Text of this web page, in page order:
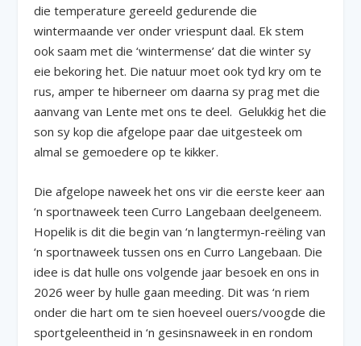
die temperature gereeld gedurende die
wintermaande ver onder vriespunt daal. Ek stem
ook saam met die ‘wintermense’ dat die winter sy
eie bekoring het. Die natuur moet ook tyd kry om te
rus, amper te hiberneer om daarna sy prag met die
aanvang van Lente met ons te deel. Gelukkig het die
son sy kop die afgelope paar dae uitgesteek om
almal se gemoedere op te kikker.
Die afgelope naweek het ons vir die eerste keer aan
‘n sportnaweek teen Curro Langebaan deelgeneem.
Hopelik is dit die begin van ‘n langtermyn-reëling van
‘n sportnaweek tussen ons en Curro Langebaan. Die
idee is dat hulle ons volgende jaar besoek en ons in
2026 weer by hulle gaan meeding. Dit was ‘n riem
onder die hart om te sien hoeveel ouers/voogde die
sportgeleentheid in ‘n gesinsnaweek in en rondom